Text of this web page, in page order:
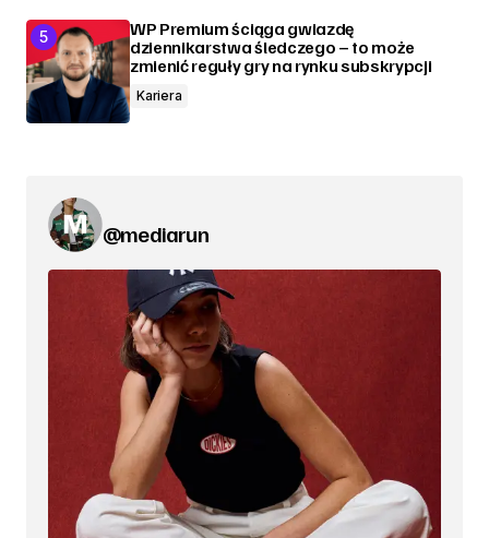
WP Premium ściąga gwiazdę
dziennikarstwa śledczego – to może
zmienić reguły gry na rynku subskrypcji
Kariera
@mediarun